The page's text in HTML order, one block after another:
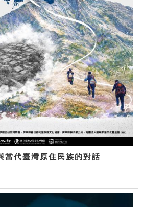
當代臺灣原住民族的對話